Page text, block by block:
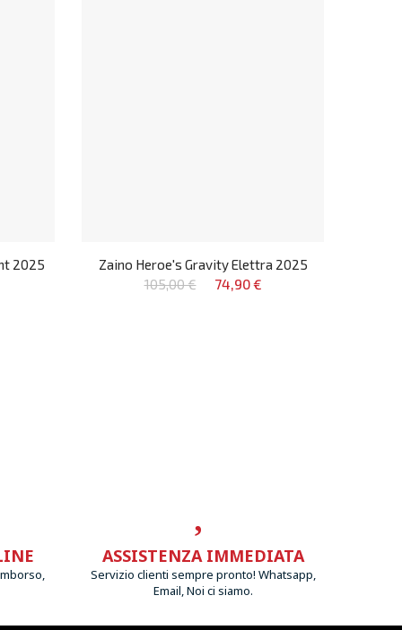
2025
Zaino Heroe's Gravity Elettra 2025
105,00 €
74,90 €
ASSISTENZA IMMEDIATA
Servizio clienti sempre pronto! Whatsapp,
Email, Noi ci siamo.